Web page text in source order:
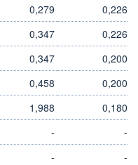
0,279
0,226
0,347
0,226
0,347
0,200
0,458
0,200
1,988
0,180
-
-
-
-